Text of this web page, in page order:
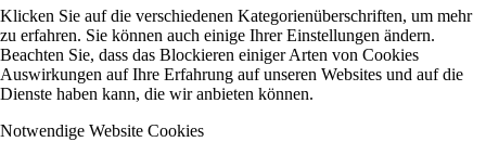
Klicken Sie auf die verschiedenen Kategorienüberschriften, um mehr
zu erfahren. Sie können auch einige Ihrer Einstellungen ändern.
Beachten Sie, dass das Blockieren einiger Arten von Cookies
Auswirkungen auf Ihre Erfahrung auf unseren Websites und auf die
Dienste haben kann, die wir anbieten können.
Notwendige Website Cookies